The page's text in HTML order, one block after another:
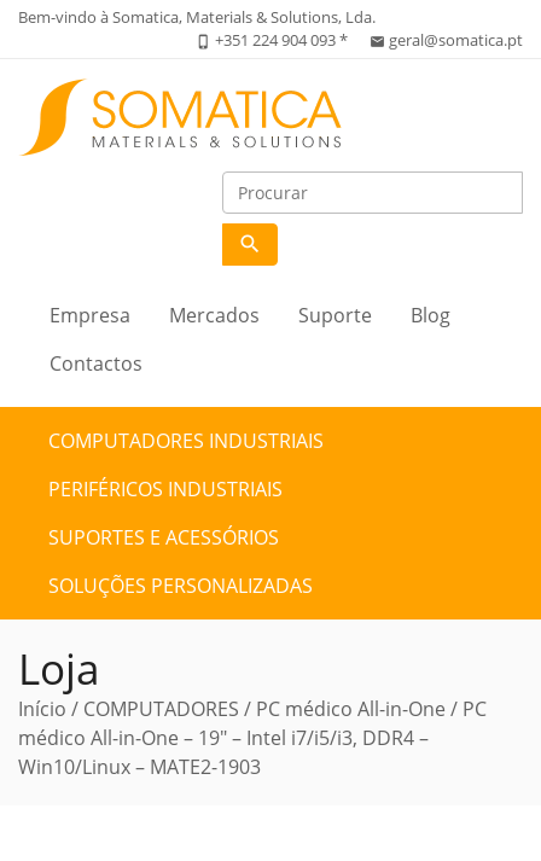
Bem-vindo à Somatica, Materials & Solutions, Lda.
phone_iphone +351 224 904 093 * email geral@somatica.pt
search
Empresa Mercados Suporte
Blog
Contactos
COMPUTADORES INDUSTRIAIS
PERIFÉRICOS INDUSTRIAIS
SUPORTES E ACESSÓRIOS
SOLUÇÕES PERSONALIZADAS
Loja
Início / COMPUTADORES / PC médico All-in-One / PC
médico All-in-One – 19″ – Intel i7/i5/i3, DDR4 –
Win10/Linux – MATE2-1903